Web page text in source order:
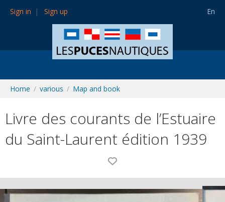
Sign in Sign up En
Home various Map and book
Livre des courants de l’Estuaire
du Saint-Laurent édition 1939